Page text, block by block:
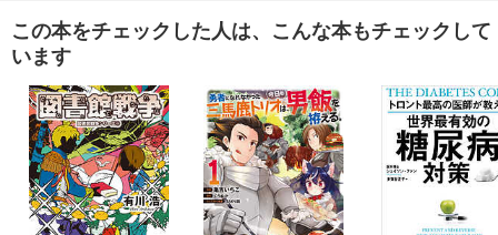
この本をチェックした人は、こんな本もチェックして
います